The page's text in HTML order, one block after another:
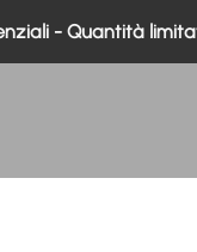
- Quantità limitate